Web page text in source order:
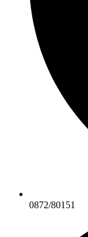
0872/80151